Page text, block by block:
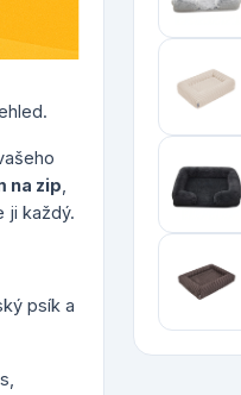
na zip
ji každý.
psík a